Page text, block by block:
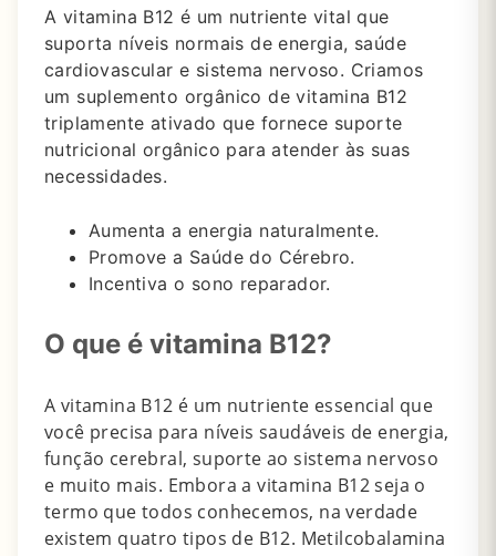
A vitamina B12 é um nutriente vital que
suporta níveis normais de energia, saúde
cardiovascular e sistema nervoso. Criamos
um suplemento orgânico de vitamina B12
triplamente ativado que fornece suporte
nutricional orgânico para atender às suas
necessidades.
Aumenta a energia naturalmente.
Promove a Saúde do Cérebro.
Incentiva o sono reparador.
O que é vitamina B12?
A vitamina B12 é um nutriente essencial que
você precisa para níveis saudáveis ​​de energia,
função cerebral, suporte ao sistema nervoso
e muito mais. Embora a vitamina B12 seja o
termo que todos conhecemos, na verdade
existem quatro tipos de B12. Metilcobalamina